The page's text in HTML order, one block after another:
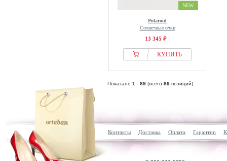
NEW
Polaroid
Солнечные очки
13 345 ₽
КУПИТЬ
Показано 1 - 89 (всего 89 позиций)
Контакты Доставка Оплата Гарантии